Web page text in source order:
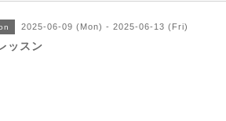
2025-06-09 (Mon) - 2025-06-13 (Fri)
ッスン